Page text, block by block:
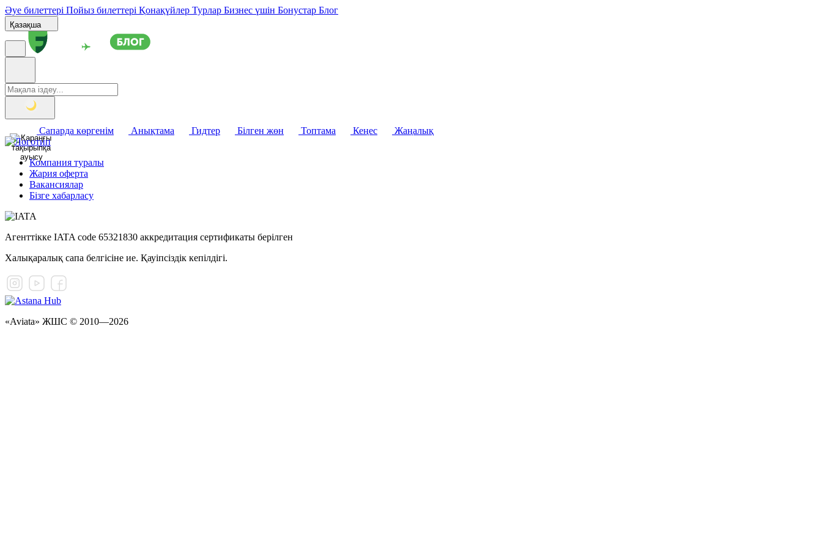
Әуе билеттері Пойыз билеттері Қонақүйлер Турлар Бизнес үшін Бонустар Блог
Қазақша
Сапарда көргенім Анықтама Гидтер Білген жөн Топтама Кеңес Жаңалық
Компания туралы
Жария оферта
Вакансиялар
Бізге хабарласу
Агенттікке IATA code 65321830 аккредитация сертификаты берілген
Халықаралық сапа белгісіне ие. Қауіпсіздік кепілдігі.
«Aviata» ЖШС © 2010—2026